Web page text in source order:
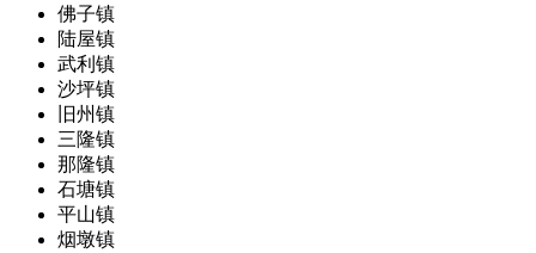
佛子镇
陆屋镇
武利镇
沙坪镇
旧州镇
三隆镇
那隆镇
石塘镇
平山镇
烟墩镇